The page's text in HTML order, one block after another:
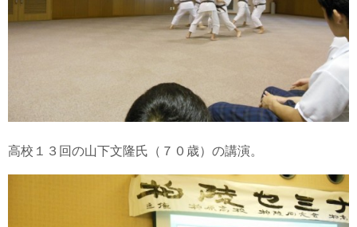
高校１３回の山下文隆氏（７０歳）の講演。